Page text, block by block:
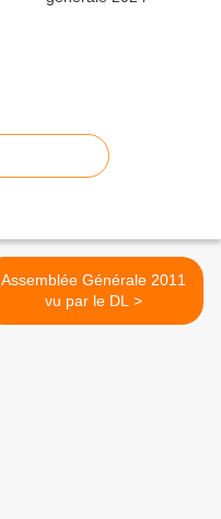
Assemblée Générale 2011
vu par le DL >